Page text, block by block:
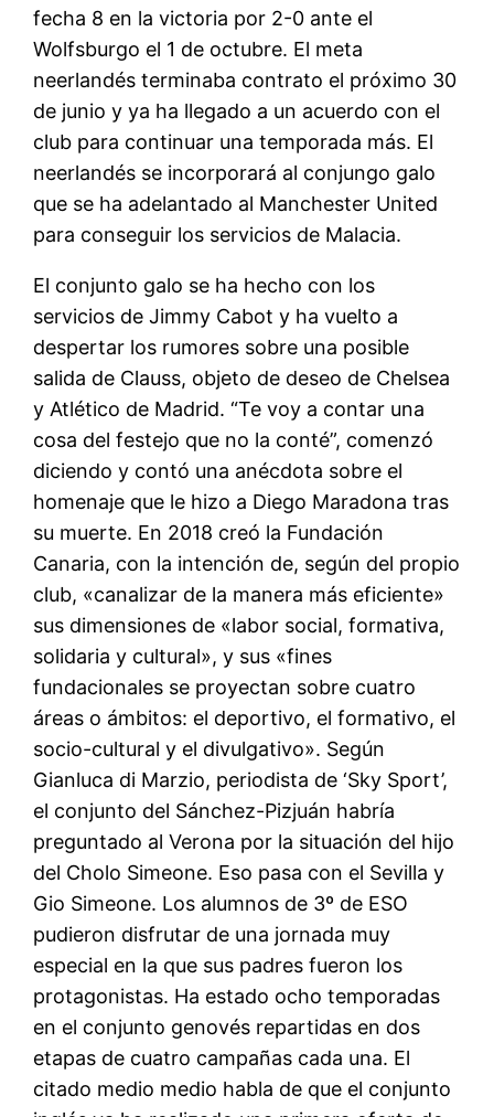
fecha 8 en la victoria por 2-0 ante el
Wolfsburgo el 1 de octubre. El meta
neerlandés terminaba contrato el próximo 30
de junio y ya ha llegado a un acuerdo con el
club para continuar una temporada más. El
neerlandés se incorporará al conjungo galo
que se ha adelantado al Manchester United
para conseguir los servicios de Malacia.
El conjunto galo se ha hecho con los
servicios de Jimmy Cabot y ha vuelto a
despertar los rumores sobre una posible
salida de Clauss, objeto de deseo de Chelsea
y Atlético de Madrid. “Te voy a contar una
cosa del festejo que no la conté”, comenzó
diciendo y contó una anécdota sobre el
homenaje que le hizo a Diego Maradona tras
su muerte. En 2018 creó la Fundación
Canaria, con la intención de, según del propio
club, «canalizar de la manera más eficiente»
sus dimensiones de «labor social, formativa,
solidaria y cultural», y sus «fines
fundacionales se proyectan sobre cuatro
áreas o ámbitos: el deportivo, el formativo, el
socio-cultural y el divulgativo». Según
Gianluca di Marzio, periodista de ‘Sky Sport’,
el conjunto del Sánchez-Pizjuán habría
preguntado al Verona por la situación del hijo
del Cholo Simeone. Eso pasa con el Sevilla y
Gio Simeone. Los alumnos de 3º de ESO
pudieron disfrutar de una jornada muy
especial en la que sus padres fueron los
protagonistas. Ha estado ocho temporadas
en el conjunto genovés repartidas en dos
etapas de cuatro campañas cada una. El
citado medio medio habla de que el conjunto